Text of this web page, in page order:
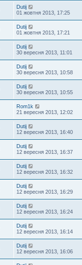
Dutij
01 жовтня 2013, 17:25
Dutij
01 жовтня 2013, 17:21
Dutij
30 вересня 2013, 11:01
Dutij
30 вересня 2013, 10:58
Dutij
30 вересня 2013, 10:55
Rom1k
21 вересня 2013, 12:02
Dutij
12 вересня 2013, 16:40
Dutij
12 вересня 2013, 16:37
Dutij
12 вересня 2013, 16:32
Dutij
12 вересня 2013, 16:29
Dutij
12 вересня 2013, 16:24
Dutij
12 вересня 2013, 16:14
Dutij
12 вересня 2013, 16:06